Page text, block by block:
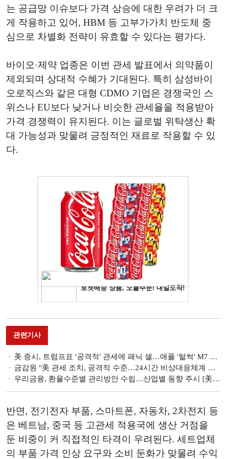
는 공급망 이슈보다 가격 상승에 대한 우려가 더 크
게 작용하고 있어, HBM 등 고부가가치 반도체 중
심으로 차별화 전략이 유효할 수 있다는 평가다.
바이오·제약 업종은 이번 관세 발표에서 의약품이
제외되며 상대적 수혜가 기대된다. 특히 삼성바이
오로직스와 같은 대형 CDMO 기업은 경쟁국인 스
위스나 EU보다 낮거나 비슷한 관세율을 적용받아
가격 경쟁력이 유지된다. 이는 글로벌 위탁생산 확
대 가능성과 맞물려 긍정적인 재료로 작용할 수 있
다.
관련기사
美 증시, 트럼프표 '공격적' 관세에 패닉 셀…애플 '털썩' M7 주가 타격 [美 관세 쇼크]
금감원 "美 관세 조치, 공격적 수준…24시간 비상대응체계 가동" [美 관세 쇼크]
우리금융, 환율수준별 관리방안 수립…산업별 동향 주시 [美 관세 쇼크]
반면, 전기전자 부품, 스마트폰, 자동차, 2차전지 등
은 베트남, 중국 등 고관세 적용국에 생산 거점을
둔 비중이 커 직접적인 타격이 우려된다. 세트업체
의 부품 가격 인상 요구와 소비 둔화가 맞물려 수익